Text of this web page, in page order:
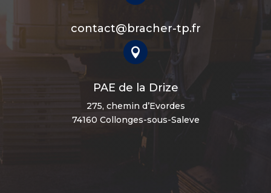
contact@bracher-tp.fr

PAE de la Drize
275, chemin d’Evordes
74160 Collonges-sous-Saleve